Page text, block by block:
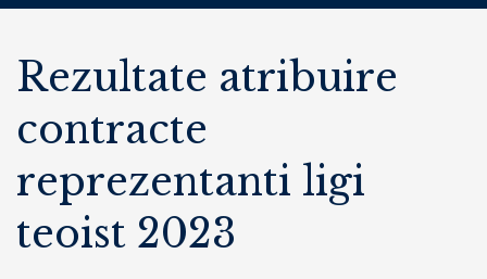
Rezultate atribuire
contracte
reprezentanti ligi
teoist 2023